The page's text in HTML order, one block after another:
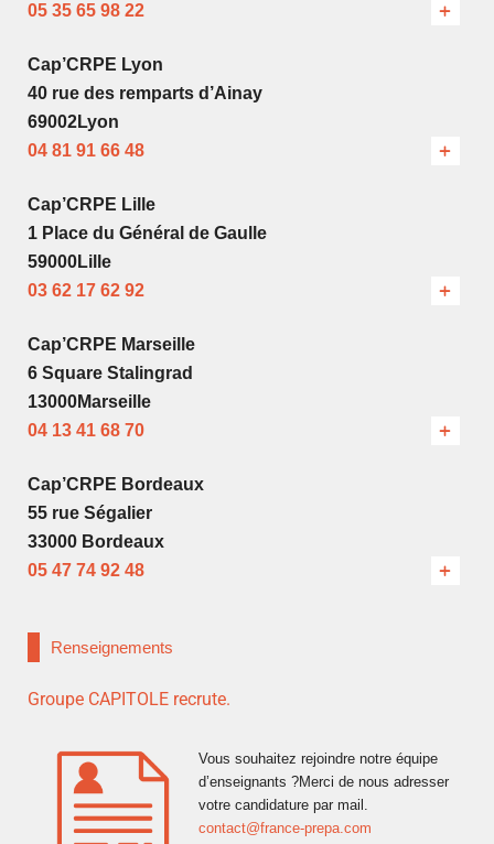
05 35 65 98 22
Cap’CRPE Lyon
40 rue des remparts d’Ainay
69002Lyon
04 81 91 66 48
Cap’CRPE Lille
1 Place du Général de Gaulle
59000Lille
03 62 17 62 92
Cap’CRPE Marseille
6 Square Stalingrad
13000Marseille
04 13 41 68 70
Cap’CRPE Bordeaux
55 rue Ségalier
33000 Bordeaux
05 47 74 92 48
Renseignements
Groupe CAPITOLE recrute.
Vous souhaitez rejoindre notre équipe
d’enseignants ?Merci de nous adresser
votre candidature par mail.
contact@france-prepa.com